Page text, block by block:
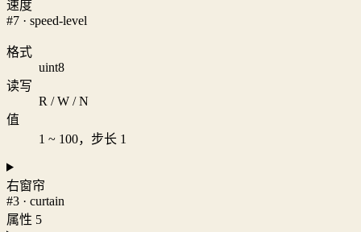
速度
#7 · speed-level
格式
uint8
读写
R / W / N
值
1 ~ 100，步长 1
右窗帘
#3 · curtain
属性 5